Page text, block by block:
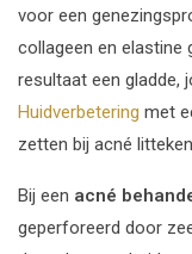
voor een
collageen en elastine
resultaat een gladde,
Huidverbetering met
zetten bij acné
Bij een acné
geperforeerd door